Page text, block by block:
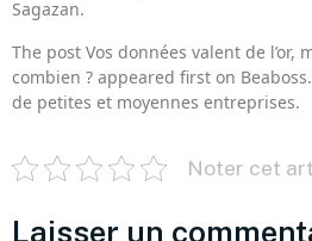
Sagazan.
The post Vos données valent de l’or,
combien ? appeared first on
de petites et moyennes entreprises.
Noter cet
Laisser un